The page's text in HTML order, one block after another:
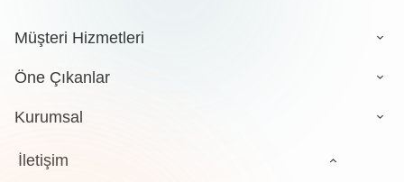
Müşteri Hizmetleri
Öne Çıkanlar
Kurumsal
İletişim